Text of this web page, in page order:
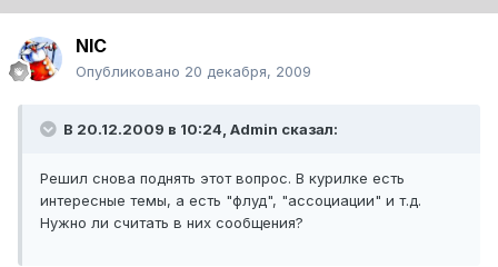
NIC
Опубликовано 20 декабря, 2009
В 20.12.2009 в 10:24, Admin сказал:
Решил снова поднять этот вопрос. В курилке есть
интересные темы, а есть "флуд", "ассоциации" и т.д.
Нужно ли считать в них сообщения?